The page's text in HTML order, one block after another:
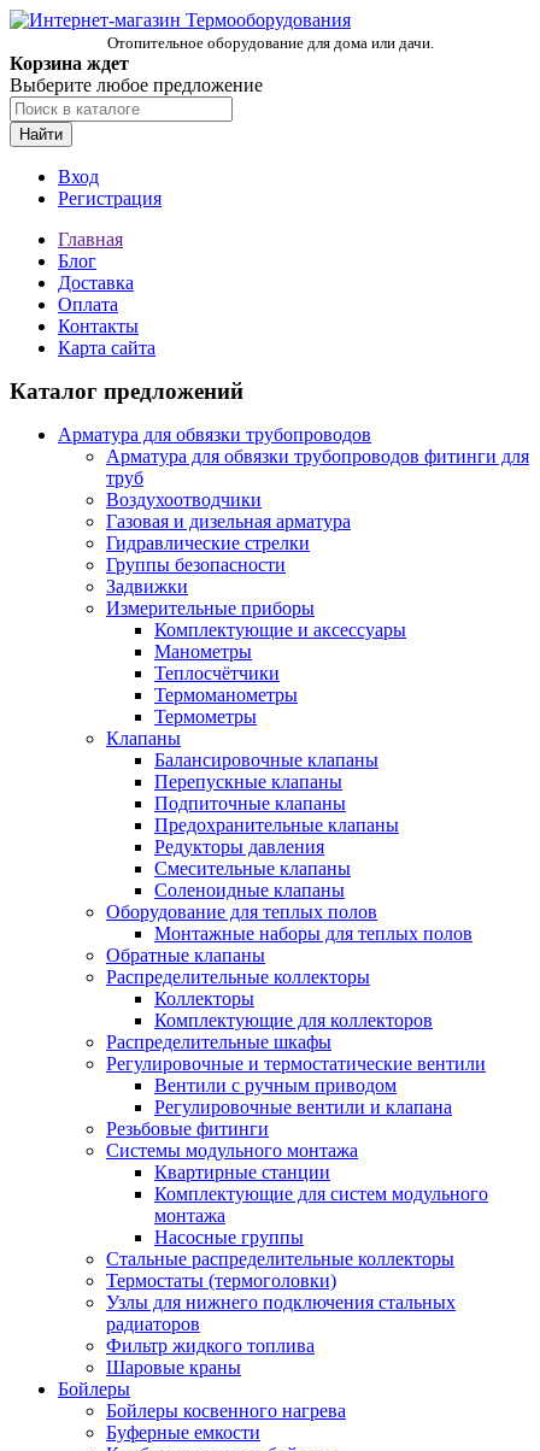
Отопительное оборудование для дома или дачи.
Корзина ждет
Выберите любое предложение
Найти
Вход
Регистрация
Главная
Блог
Доставка
Оплата
Контакты
Карта сайта
Каталог предложений
Арматура для обвязки трубопроводов
Арматура для обвязки трубопроводов фитинги для
труб
Воздухоотводчики
Газовая и дизельная арматура
Гидравлические стрелки
Группы безопасности
Задвижки
Измерительные приборы
Комплектующие и аксессуары
Манометры
Теплосчётчики
Термоманометры
Термометры
Клапаны
Балансировочные клапаны
Перепускные клапаны
Подпиточные клапаны
Предохранительные клапаны
Редукторы давления
Смесительные клапаны
Соленоидные клапаны
Оборудование для теплых полов
Монтажные наборы для теплых полов
Обратные клапаны
Распределительные коллекторы
Коллекторы
Комплектующие для коллекторов
Распределительные шкафы
Регулировочные и термостатические вентили
Вентили с ручным приводом
Регулировочные вентили и клапана
Резьбовые фитинги
Системы модульного монтажа
Квартирные станции
Комплектующие для систем модульного
монтажа
Насосные группы
Стальные распределительные коллекторы
Термостаты (термоголовки)
Узлы для нижнего подключения стальных
радиаторов
Фильтр жидкого топлива
Шаровые краны
Бойлеры
Бойлеры косвенного нагрева
Буферные емкости